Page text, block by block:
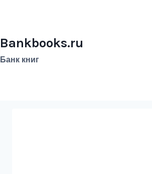
Bankbooks.ru
Банк книг